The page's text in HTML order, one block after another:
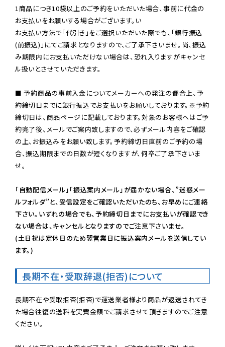
1商品につき10袋以上のご予約をいただいた場合、事前に代金の
お支払いをお願いする場合がございます。い
お支払い方法で「代引き」をご選択いただいた際でも、「銀行振込
(前振込)」にてご請求となりますので、ご了承下さいませ。尚、振込
み期限内にお支払いただけない場合は、恐れ入りますがキャンセ
ル扱いとさせていただきます。
■ 予約商品の事前入金についてメーカーへの発注の都合上、予
約締切日までに銀行振込でお支払いをお願いしております。※予約
締切日は、商品ページに記載しております。対象のお客様へはご予
約完了後、メールでご案内致しますので、必ずメール内容をご確認
の上、お振込みをお願い致します。予約締切日直前のご予約の場
合、振込期限までの日数が短くなりますが、何卒ご了承下さいま
せ。
「自動配信メール」「振込案内メール」が届かない場合、”迷惑メー
ルフォルダ”と、受信設定をご確認いただいたのち、お早めにご連絡
下さい。いずれの場合でも、予約締切日までにお支払いが確認でき
ない場合は、キャンセルとなりますのでご注意下さいませ。
(土日祝は定休日のため翌営業日に振込案内メールを送信してい
ます。)
長期不在・受取辞退(拒否)について
長期不在や受取拒否(拒否)で運送業者様より商品が返送されてき
た場合往復の送料を実費金額でご請求させて頂きますのでご注意
ください。